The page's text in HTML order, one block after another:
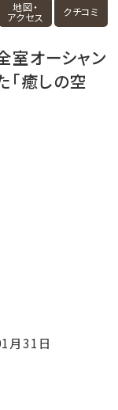
地図・
アクセス クチコミ
室オーシャン
「癒しの空
月31日